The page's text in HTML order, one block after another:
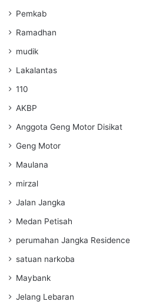
Pemkab
Ramadhan
mudik
Lakalantas
110
AKBP
Anggota Geng Motor Disikat
Geng Motor
Maulana
mirzal
Jalan Jangka
Medan Petisah
perumahan Jangka Residence
satuan narkoba
Maybank
Jelang Lebaran